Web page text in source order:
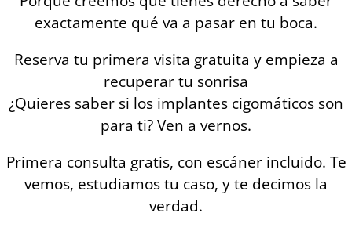
exactamente qué va a pasar en tu boca.
Reserva tu primera visita gratuita y empieza a
recuperar tu sonrisa
¿Quieres saber si los implantes cigomáticos son
para ti? Ven a vernos.
Primera consulta gratis, con escáner incluido. Te
vemos, estudiamos tu caso, y te decimos la
verdad.